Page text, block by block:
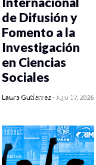
0 veces compartido
de Difusión y
Fomento a la
Investigación
en Ciencias
Sociales
Laura Gutiérrez -Ago 07, 2026